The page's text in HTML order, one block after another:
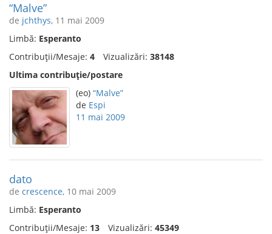
“Malve”
de jchthys, 11 mai 2009
Limbă: Esperanto
Contribuții/Mesaje: 4 Vizualizări: 38148
Ultima contribuție/postare
(eo) “Malve”
de Espi
11 mai 2009
dato
de crescence, 10 mai 2009
Limbă: Esperanto
Contribuții/Mesaje: 13 Vizualizări: 45349